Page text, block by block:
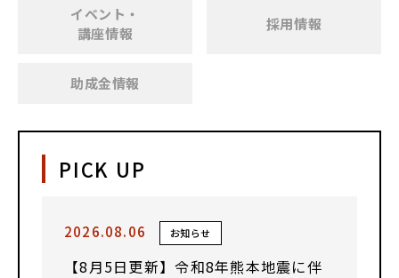
イベント・
講座情報
採用情報
助成金情報
PICK UP
2026.08.06 お知らせ
【8月5日更新】令和8年熊本地震に伴